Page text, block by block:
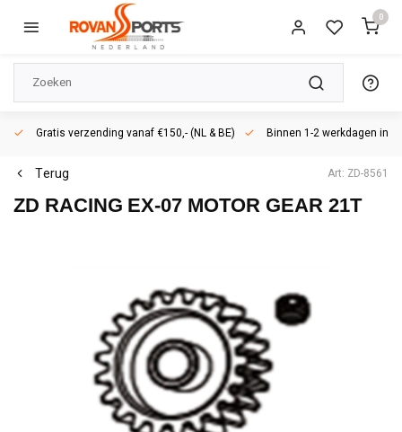
0
Gratis verzending vanaf €150,- (NL & BE) Binnen 1-2 werkdagen in
Terug Art: ZD-8561
ZD RACING EX-07 MOTOR GEAR 21T